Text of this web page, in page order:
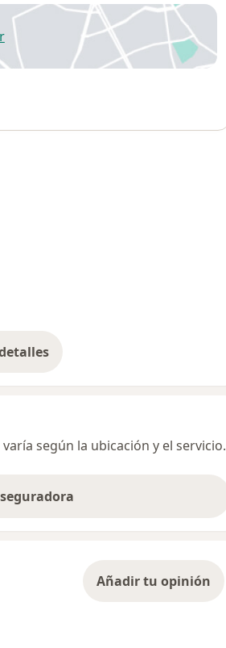
en una nueva pestaña
la dirección
según la ubicación y el servicio.
Añadir tu opinión